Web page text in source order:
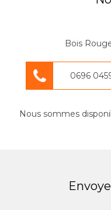
Bois
0696
Nous sommes